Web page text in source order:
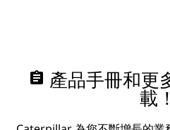
assignment 產品手冊和更
載！